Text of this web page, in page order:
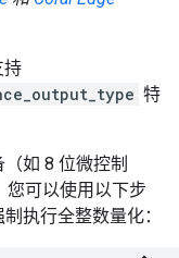
持
特
如 8 位微控制
您可以使用以下步
执行全整数量化：